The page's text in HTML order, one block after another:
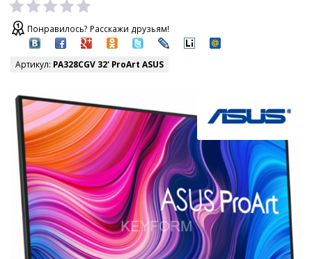
Понравилось? Расскажи друзьям!
Артикул: PA328CGV 32' ProArt ASUS